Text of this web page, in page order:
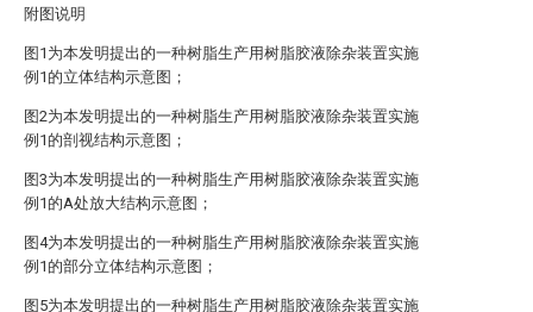
附图说明
图1为本发明提出的一种树脂生产用树脂胶液除杂装置实施
例1的立体结构示意图；
图2为本发明提出的一种树脂生产用树脂胶液除杂装置实施
例1的剖视结构示意图；
图3为本发明提出的一种树脂生产用树脂胶液除杂装置实施
例1的A处放大结构示意图；
图4为本发明提出的一种树脂生产用树脂胶液除杂装置实施
例1的部分立体结构示意图；
图5为本发明提出的一种树脂生产用树脂胶液除杂装置实施